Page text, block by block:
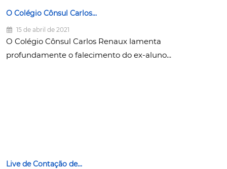
O Colégio Cônsul Carlos...
15 de abril de 2021
O Colégio Cônsul Carlos Renaux lamenta
profundamente o falecimento do ex-aluno...
Live de Contação de...